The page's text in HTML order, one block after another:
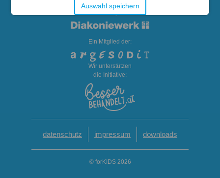
Auswahl speichern
Rechtsträger Diakoniewerk
forKIDS Therapie GmbH
Ein Mitglied der:
Wir unterstützen
die Initiative:
datenschutz impressum downloads
© forKIDS 2026